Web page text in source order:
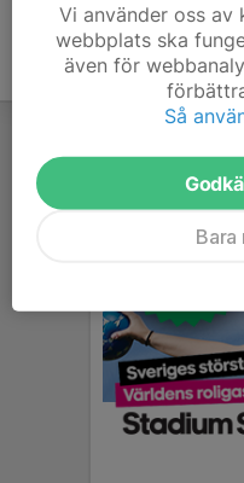
Vi använder oss
webbplats ska
även för
Så
Bara